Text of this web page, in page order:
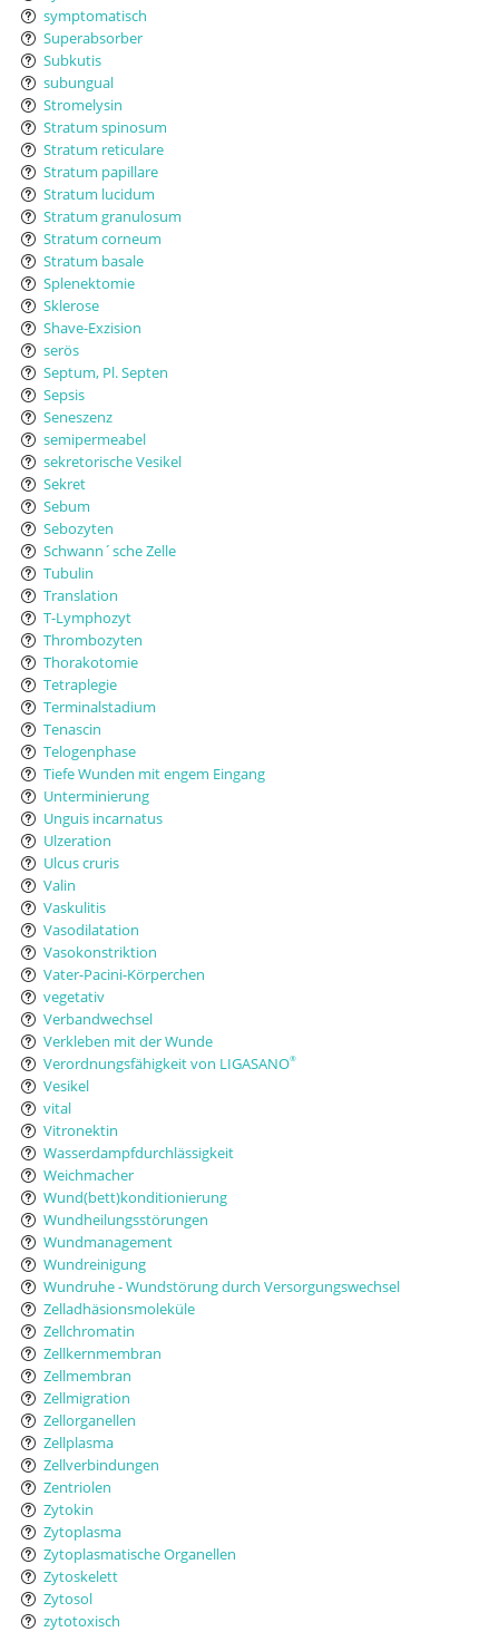
symptomatisch
Superabsorber
Subkutis
subungual
Stromelysin
Stratum spinosum
Stratum reticulare
Stratum papillare
Stratum lucidum
Stratum granulosum
Stratum corneum
Stratum basale
Splenektomie
Sklerose
Shave-Exzision
serös
Septum, Pl. Septen
Sepsis
Seneszenz
semipermeabel
sekretorische Vesikel
Sekret
Sebum
Sebozyten
Schwann´sche Zelle
Tubulin
Translation
T-Lymphozyt
Thrombozyten
Thorakotomie
Tetraplegie
Terminalstadium
Tenascin
Telogenphase
Tiefe Wunden mit engem Eingang
Unterminierung
Unguis incarnatus
Ulzeration
Ulcus cruris
Valin
Vaskulitis
Vasodilatation
Vasokonstriktion
Vater-Pacini-Körperchen
vegetativ
Verbandwechsel
Verkleben mit der Wunde
Verordnungsfähigkeit von LIGASANO®
Vesikel
vital
Vitronektin
Wasserdampfdurchlässigkeit
Weichmacher
Wund(bett)konditionierung
Wundheilungsstörungen
Wundmanagement
Wundreinigung
Wundruhe - Wundstörung durch Versorgungswechsel
Zelladhäsionsmoleküle
Zellchromatin
Zellkernmembran
Zellmembran
Zellmigration
Zellorganellen
Zellplasma
Zellverbindungen
Zentriolen
Zytokin
Zytoplasma
Zytoplasmatische Organellen
Zytoskelett
Zytosol
zytotoxisch